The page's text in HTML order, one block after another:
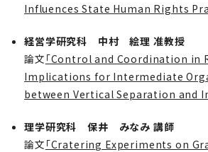
Influences State Human Rights
経営学研究科 中村 絵理 准教授
論文 「Control and Coordination in
Implications for Intermediate
between Vertical Separation and
理学研究科 保井 みなみ 講師
論文 「Cratering Experiments on